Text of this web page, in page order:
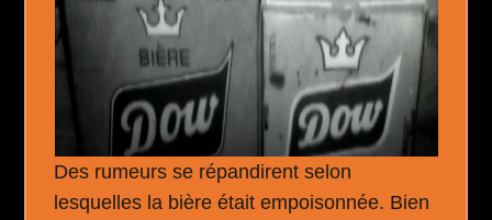
Des rumeurs se répandirent selon
lesquelles la bière était empoisonnée. Bien